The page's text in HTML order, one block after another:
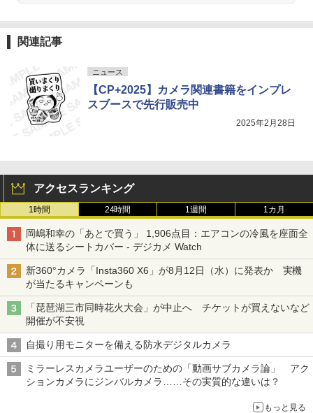
関連記事
ニュース
【CP+2025】カメラ関連書籍をインプレ
スブースで先行販売中
2025年2月28日
アクセスランキング
1時間 24時間 1週間 1カ月
岡嶋和幸の「あとで買う」 1,906点目：エアコンの冷風を座面全
体に送るシートカバー - デジカメ Watch
新360°カメラ「Insta360 X6」が8月12日（水）に発表か 実機
が当たるキャンペーンも
「琵琶湖三市同時花火大会」が中止へ チケットが買えないなど
開催が不安視
自撮り用モニターを備える防水デジタルカメラ
ミラーレスカメラユーザーのための「動画サブカメラ論」 アク
ションカメラにジンバルカメラ……その実質的な違いは？
もっと見る